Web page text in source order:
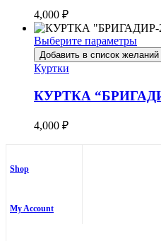
можно
выбрать
на
странице
товара.
4,000 ₽
Выберите параметры
Этот
товар
имеет
несколько
вариаций.
можно
Добавить в список желаний
Куртки
КУРТКА
4,000 ₽
Shop
My Account